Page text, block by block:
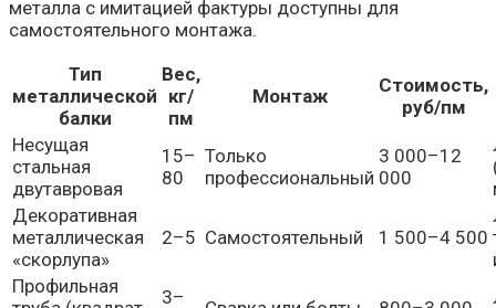
металла с имитацией фактуры доступны для
самостоятельного монтажа.
Тип
металлической
балки
Вес,
кг/
пм
Монтаж
Стоимость,
руб/пм
Несущая
стальная
двутавровая
15–
80
Только
профессиональный
3 000–12
000
Декоративная
металлическая
«скорлупа»
2–5 Самостоятельный 1 500–4 500
Профильная
3–